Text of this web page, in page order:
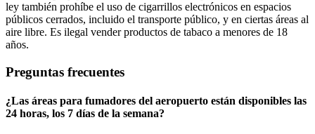
ley también prohíbe el uso de cigarrillos electrónicos en espacios
públicos cerrados, incluido el transporte público, y en ciertas áreas al
aire libre. Es ilegal vender productos de tabaco a menores de 18
años.
Preguntas frecuentes
¿Las áreas para fumadores del aeropuerto están disponibles las
24 horas, los 7 días de la semana?